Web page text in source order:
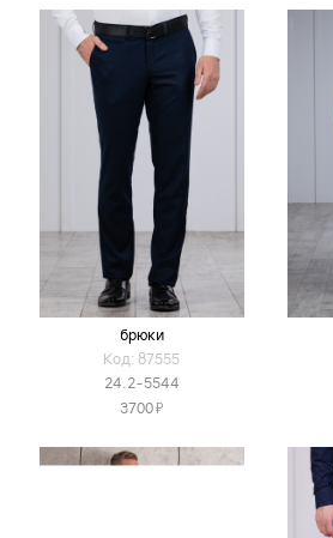
брюки
Код: 87555
24.2-5544
3700Я